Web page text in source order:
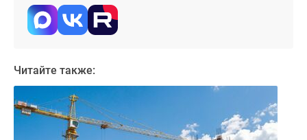
ипотека
Дома
коттеджи
поселки
Читайте также: